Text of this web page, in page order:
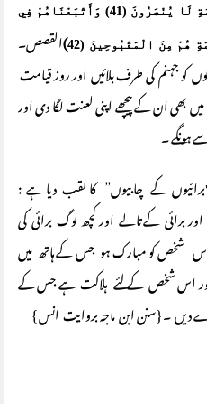
يَدْعُونَ إِلَى النَّارِ وَيَوْمَ الْقِيَامَةِ لَا يُنْصَرُونَ (41) وَأَتْبَعْنَاهُمْ فِي
هُمْ مِنَ الْمَقْبُوحِينَ (42 )القصص۔
کو جہنم کی طرف بلائیں اور روز قیامت
بھی ان کے پیچھے اپنی لعنت لگا دی اور
ہونگے ۔
کے چابیوں” کا لقب دیا ہے :
برائی کے تالے اور کچھ لوگ برائی کی
اس شخص کو مبارک ہو جس کے ہاتھ میں
اور اس شخص کے لئے ہلاکت ہے جس کے
دے دیں ۔ {سنن ابن ماجہ بروایت انس }